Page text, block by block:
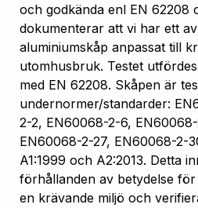
och godkända enl EN 62208
dokumenterar att vi har ett
aluminiumskåp anpassat till
utomhusbruk. Testet
med EN 62208. Skåpen är
undernormer/standarder:
2-2, EN60068-2-6,
EN60068-2-27, EN60068-2-
A1:1999 och A2:2013. Detta
förhållanden av betydelse
en krävande miljö och